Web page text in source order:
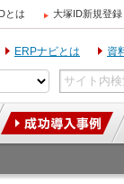
とは 大塚ID新規登録
ERPナビとは 資